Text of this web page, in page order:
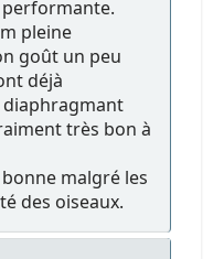
pleine
goût un peu
déjà
diaphragmant
très bon à
malgré les
des oiseaux.